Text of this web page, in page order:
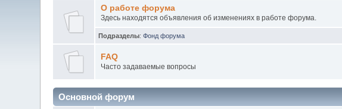
О работе форума
Здесь находятся объявления об изменениях в работе форума.
Подразделы:Фонд форума
FAQ
Часто задаваемые вопросы
Основной форум